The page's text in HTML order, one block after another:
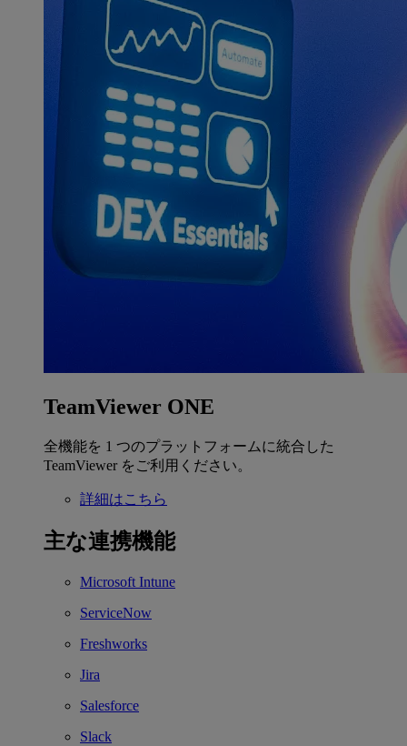
TeamViewer ONE
全機能を 1 つのプラットフォームに統合した
TeamViewer をご利用ください。
詳細はこちら
主な連携機能
Microsoft Intune
ServiceNow
Freshworks
Jira
Salesforce
Slack